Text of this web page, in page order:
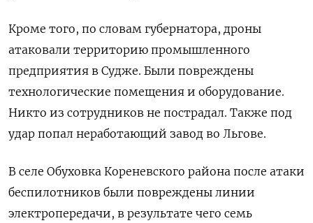
Кроме того, по словам губернатора, дроны
атаковали территорию промышленного
предприятия в Судже. Были повреждены
технологические помещения и оборудование.
Никто из сотрудников не пострадал. Также под
удар попал неработающий завод во Льгове.
В селе Обуховка Кореневского района после атаки
беспилотников были повреждены линии
электропередачи, в результате чего семь